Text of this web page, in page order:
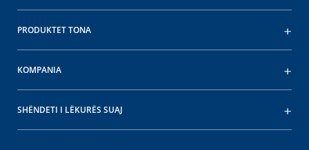
PRODUKTET TONA
KOMPANIA
SHËNDETI I LËKURËS SUAJ